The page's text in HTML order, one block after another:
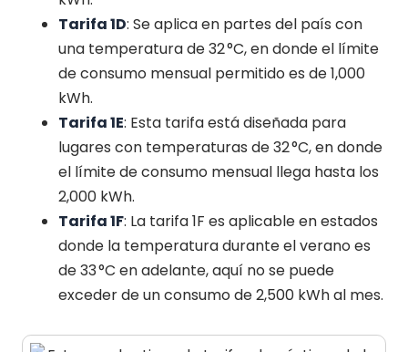
Tarifa 1D: Se aplica en partes del país con
una temperatura de 32 °C, en donde el límite
de consumo mensual permitido es de 1,000
kWh.
Tarifa 1E: Esta tarifa está diseñada para
lugares con temperaturas de 32 °C, en donde
el límite de consumo mensual llega hasta los
2,000 kWh.
Tarifa 1F: La tarifa 1F es aplicable en estados
donde la temperatura durante el verano es
de 33 °C en adelante, aquí no se puede
exceder de un consumo de 2,500 kWh al mes.